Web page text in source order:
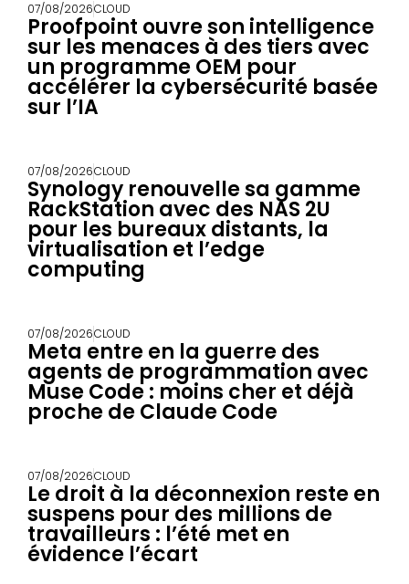
07/08/2026CLOUD
Proofpoint ouvre son intelligence
sur les menaces à des tiers avec
un programme OEM pour
accélérer la cybersécurité basée
sur l’IA
07/08/2026CLOUD
Synology renouvelle sa gamme
RackStation avec des NAS 2U
pour les bureaux distants, la
virtualisation et l’edge
computing
07/08/2026CLOUD
Meta entre en la guerre des
agents de programmation avec
Muse Code : moins cher et déjà
proche de Claude Code
07/08/2026CLOUD
Le droit à la déconnexion reste en
suspens pour des millions de
travailleurs : l’été met en
évidence l’écart